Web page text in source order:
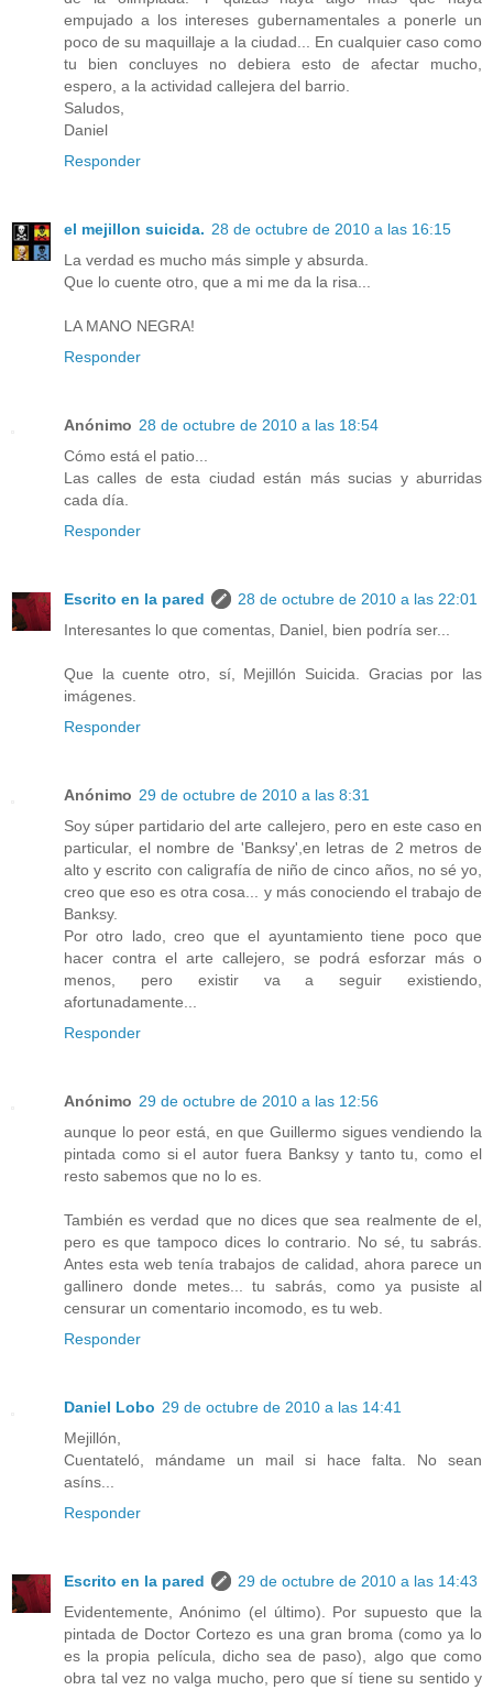
empujado a los intereses gubernamentales a ponerle un
poco de su maquillaje a la ciudad... En cualquier caso como
tu bien concluyes no debiera esto de afectar mucho,
espero, a la actividad callejera del barrio.
Saludos,
Daniel
Responder
el mejillon suicida. 28 de octubre de 2010 a las 16:15
La verdad es mucho más simple y absurda.
Que lo cuente otro, que a mi me da la risa...
LA MANO NEGRA!
Responder
Anónimo 28 de octubre de 2010 a las 18:54
Cómo está el patio...
Las calles de esta ciudad están más sucias y aburridas
cada día.
Responder
Escrito en la pared
28 de octubre de 2010 a las 22:01
Interesantes lo que comentas, Daniel, bien podría ser...
Que la cuente otro, sí, Mejillón Suicida. Gracias por las
imágenes.
Responder
Anónimo 29 de octubre de 2010 a las 8:31
Soy súper partidario del arte callejero, pero en este caso en
particular, el nombre de 'Banksy',en letras de 2 metros de
alto y escrito con caligrafía de niño de cinco años, no sé yo,
creo que eso es otra cosa... y más conociendo el trabajo de
Banksy.
Por otro lado, creo que el ayuntamiento tiene poco que
hacer contra el arte callejero, se podrá esforzar más o
menos, pero existir va a seguir existiendo,
afortunadamente...
Responder
Anónimo 29 de octubre de 2010 a las 12:56
aunque lo peor está, en que Guillermo sigues vendiendo la
pintada como si el autor fuera Banksy y tanto tu, como el
resto sabemos que no lo es.
También es verdad que no dices que sea realmente de el,
pero es que tampoco dices lo contrario. No sé, tu sabrás.
Antes esta web tenía trabajos de calidad, ahora parece un
gallinero donde metes... tu sabrás, como ya pusiste al
censurar un comentario incomodo, es tu web.
Responder
Daniel Lobo 29 de octubre de 2010 a las 14:41
Mejillón,
Cuentateló, mándame un mail si hace falta. No sean
asíns...
Responder
Escrito en la pared
29 de octubre de 2010 a las 14:43
Evidentemente, Anónimo (el último). Por supuesto que la
pintada de Doctor Cortezo es una gran broma (como ya lo
es la propia película, dicho sea de paso), algo que como
obra tal vez no valga mucho, pero que sí tiene su sentido y